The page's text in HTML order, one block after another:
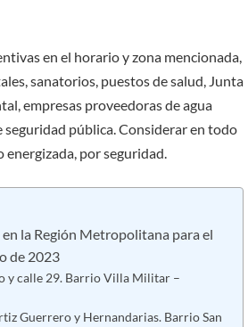
en el horario y zona mencionada,
sanatorios, puestos de salud, Junta
empresas proveedoras de agua
pública. Considerar en todo
energizada, por seguridad.
la Región Metropolitana para el
de 2023
y calle 29. Barrio Villa Militar –
Guerrero y Hernandarias. Barrio San